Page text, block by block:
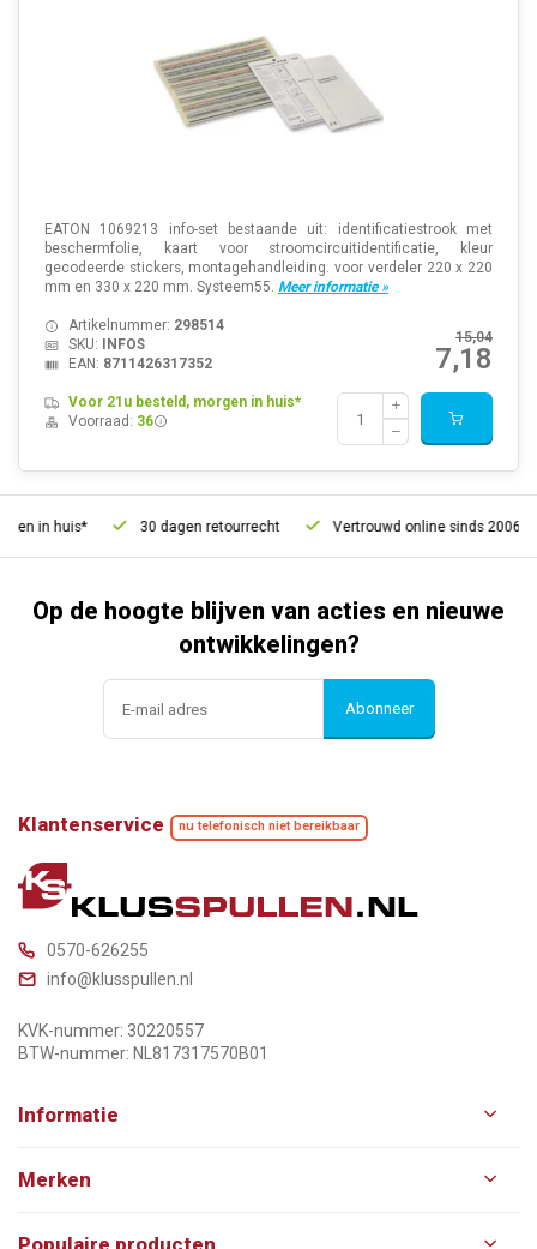
EATON 1069213 info-set bestaande uit: identificatiestrook met
beschermfolie, kaart voor stroomcircuitidentificatie, kleur
gecodeerde stickers, montagehandleiding. voor verdeler 220 x 220
mm en 330 x 220 mm. Systeem55. Meer informatie »
15,04
7,18
Artikelnummer: 298514
SKU:
INFOS
EAN: 8711426317352
Voor 21u besteld, morgen in huis*
Voorraad: 36
in huis* 30 dagen retourrecht Vertrouwd online sinds 2006
Op de hoogte blijven van acties en nieuwe
ontwikkelingen?
Abonneer
Klantenservice nu telefonisch niet bereikbaar
0570-626255
info@klusspullen.nl
KVK-nummer: 30220557
BTW-nummer: NL817317570B01
Informatie
Merken
Populaire producten